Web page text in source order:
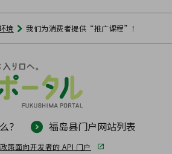
境 我们为消费者提供“推广课程”！
？ 福岛县门户网站列表
策面向开发者的 API 门户